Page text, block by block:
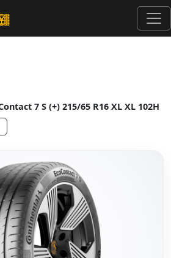
7 S (+) 215/65 R16 XL XL 102H